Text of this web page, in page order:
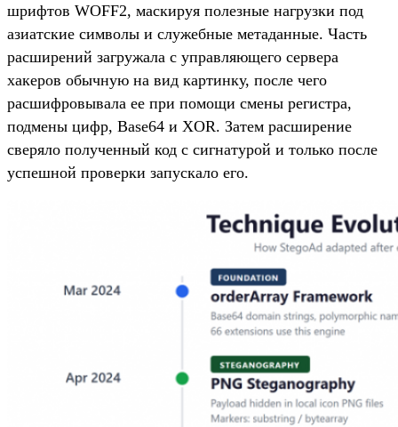
шрифтов WOFF2, маскируя полезные нагрузки под
азиатские символы и служебные метаданные. Часть
расширений загружала с управляющего сервера
хакеров обычную на вид картинку, после чего
расшифровывала ее при помощи смены регистра,
подмены цифр, Base64 и XOR. Затем расширение
сверяло полученный код с сигнатурой и только после
успешной проверки запускало его.